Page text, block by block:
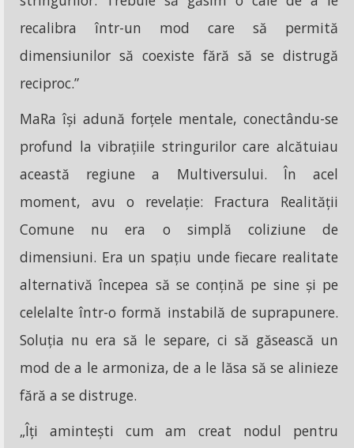
recalibra într-un mod care să permită
dimensiunilor să coexiste fără să se distrugă
reciproc.”
MaRa își adună forțele mentale, conectându-se
profund la vibrațiile stringurilor care alcătuiau
această regiune a Multiversului. În acel
moment, avu o revelație: Fractura Realității
Comune nu era o simplă coliziune de
dimensiuni. Era un spațiu unde fiecare realitate
alternativă începea să se conțină pe sine și pe
celelalte într-o formă instabilă de suprapunere.
Soluția nu era să le separe, ci să găsească un
mod de a le armoniza, de a le lăsa să se alinieze
fără a se distruge.
„Îți amintești cum am creat nodul pentru